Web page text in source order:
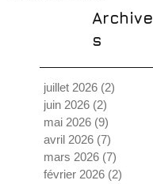
Archive
s
juillet 2026 (2)
juin 2026 (2)
mai 2026 (9)
avril 2026 (7)
mars 2026 (7)
février 2026 (2)